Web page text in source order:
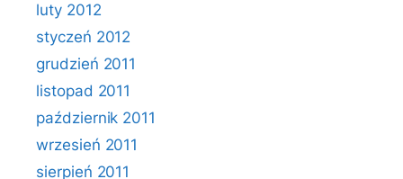
luty 2012
styczeń 2012
grudzień 2011
listopad 2011
październik 2011
wrzesień 2011
sierpień 2011